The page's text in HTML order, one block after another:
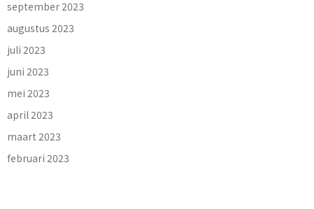
september 2023
augustus 2023
juli 2023
juni 2023
mei 2023
april 2023
maart 2023
februari 2023